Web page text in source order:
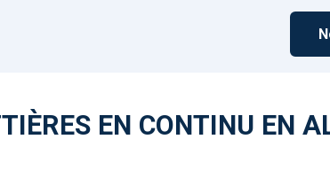
EN CONTINU EN